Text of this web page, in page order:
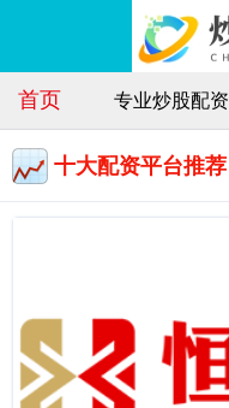
首页 专业炒股配资
十大配资平台推荐